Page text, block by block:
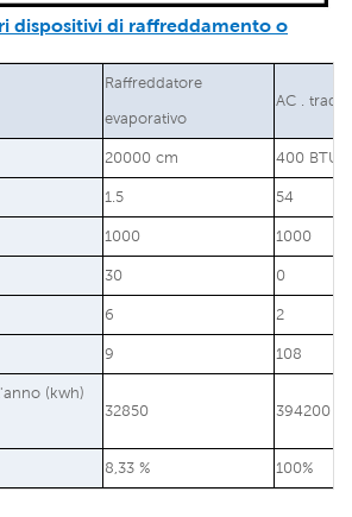
dispositivi di raffreddamento o
Raffreddatore
evaporativo
AC .
20000 cm 400 BTU/
1.5 54
1000 1000
30 0
6 2
9 108
(kwh)
32850 394200
8,33 % 100%